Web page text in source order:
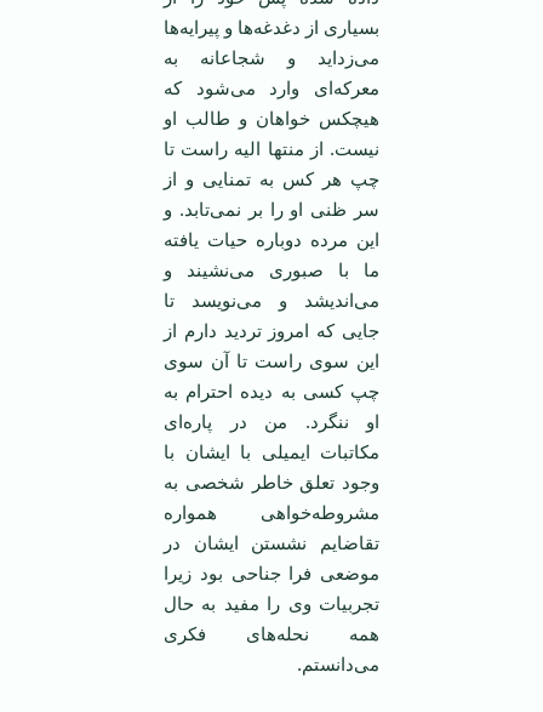
بسیاری از دغدغه‌ها و پیرایه‌ها
می‌زداید و شجاعانه به
معرکه‌ای وارد می‌شود که
هیچکس خواهان و طالب او
نیست. از منتها الیه راست تا
چپ هر کس به تمنایی و از
سر ظنی او را بر نمی‌تابد. و
این مرده دوباره حیات یافته
ما با صبوری می‌نشیند و
می‌اندیشد و می‌نویسد تا
جایی که امروز تردید دارم از
این سوی راست تا آن سوی
چپ کسی به دیده احترام به
او ننگرد. من در پاره‌ای
مکاتبات ایمیلی با ایشان با
وجود تعلق خاطر شخصی به
مشروطه‌خواهی همواره
تقاضایم نشستن ایشان در
موضعی فرا جناحی بود زیرا
تجربیات وی را مفید به حال
همه نحله‌های فکری
می‌دانستم.